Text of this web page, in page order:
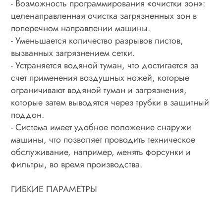
- Возможность программирования «очистки зон»:
целенаправленная очистка загрязненных зон в
поперечном направлении машины.
- Уменьшается количество разрывов листов,
вызванных загрязнением сетки.
- Устраняется водяной туман, что достигается за
счет применения воздушных ножей, которые
ограничивают водяной туман и загрязнения,
которые затем выводятся через трубки в защитный
поддон.
- Система имеет удобное положение снаружи
машины, что позволяет проводить техническое
обслуживание, например, менять форсунки и
фильтры, во время производства.
ГИБКИЕ ПАРАМЕТРЫ